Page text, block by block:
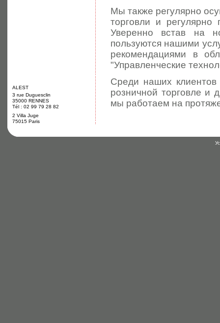
Мы также регулярно
торговли и регулярно
Уверенно встав на
пользуются нашими
рекомендациями в
"Управленческие
Среди наших
розничной торговле и
мы работаем на
ALEST
3 rue Duguesclin
35000 RENNES
Tél : 02 99 79 28 82
2 Villa Juge
75015 Paris